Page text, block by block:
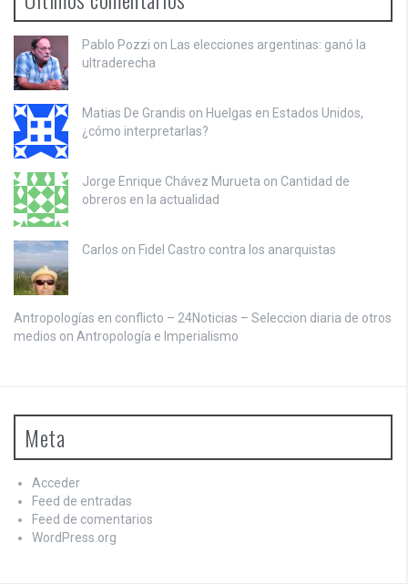
Pablo Pozzi on
Las elecciones argentinas: ganó la
ultraderecha
Matias De Grandis on Huelgas en Estados Unidos,
¿cómo interpretarlas?
Jorge Enrique Chávez Murueta on Cantidad de
obreros en la actualidad
Carlos on Fidel Castro contra los anarquistas
Antropologías en conflicto – 24Noticias – Seleccion diaria de otros
medios on Antropología e Imperialismo
Meta
Acceder
Feed de entradas
Feed de comentarios
WordPress.org